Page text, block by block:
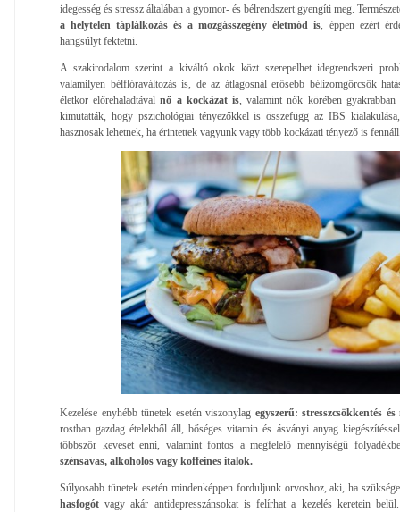
idegesség és stressz általában a gyomor- és bélrendszert gyengíti meg.
a helytelen táplálkozás és a mozgásszegény életmód is , éppen ezért
hangsúlyt fektetni.
A szakirodalom szerint a kiváltó okok közt szerepelhet idegrendszeri
valamilyen bélflóraváltozás is, de az átlagosnál erősebb bélizomgörcsök
életkor előrehaladtával nő a kockázat is , valamint nők körében
kimutatták, hogy pszichológiai tényezőkkel is összefügg az IBS
hasznosak lehetnek, ha érintettek vagyunk vagy több kockázati tényező is
Kezelése enyhébb tünetek esetén viszonylag egyszerű: stresszcsökkentés
rostban gazdag ételekből áll, bőséges vitamin és ásványi anyag
többször keveset enni, valamint fontos a megfelelő mennyiségű
szénsavas, alkoholos vagy koffeines italok.
Súlyosabb tünetek esetén mindenképpen forduljunk orvoshoz, aki, ha
hasfogót vagy akár antidepresszánsokat is felírhat a kezelés keretein